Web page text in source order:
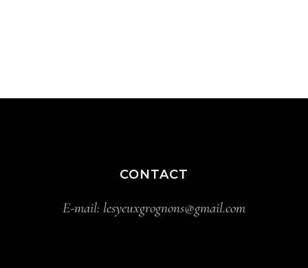
CONTACT
E-mail: lesyeuxgrognons@gmail.com